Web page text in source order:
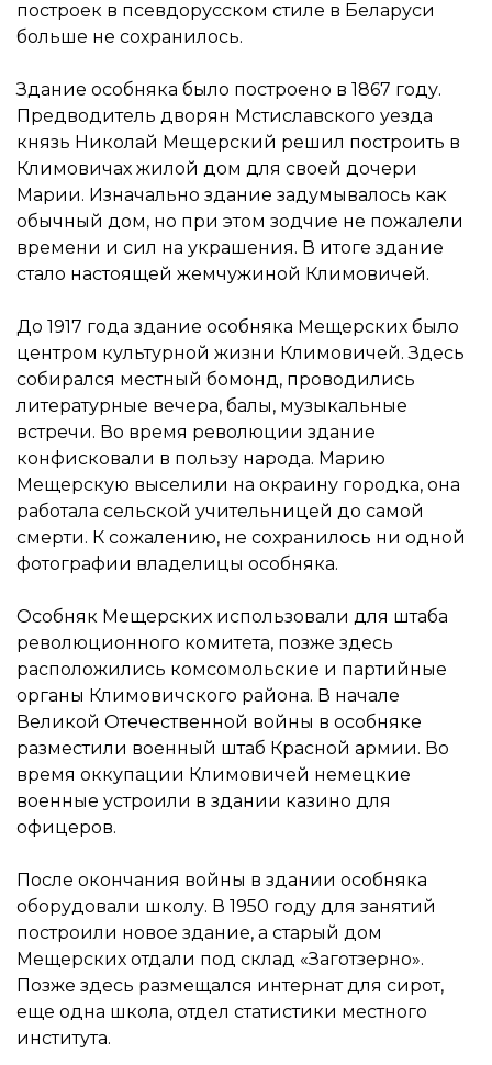
построек в псевдорусском стиле в Беларуси
больше не сохранилось.
Здание особняка было построено в 1867 году.
Предводитель дворян Мстиславского уезда
князь Николай Мещерский решил построить в
Климовичах жилой дом для своей дочери
Марии. Изначально здание задумывалось как
обычный дом, но при этом зодчие не пожалели
времени и сил на украшения. В итоге здание
стало настоящей жемчужиной Климовичей.
До 1917 года здание особняка Мещерских было
центром культурной жизни Климовичей. Здесь
собирался местный бомонд, проводились
литературные вечера, балы, музыкальные
встречи. Во время революции здание
конфисковали в пользу народа. Марию
Мещерскую выселили на окраину городка, она
работала сельской учительницей до самой
смерти. К сожалению, не сохранилось ни одной
фотографии владелицы особняка.
Особняк Мещерских использовали для штаба
революционного комитета, позже здесь
расположились комсомольские и партийные
органы Климовичского района. В начале
Великой Отечественной войны в особняке
разместили военный штаб Красной армии. Во
время оккупации Климовичей немецкие
военные устроили в здании казино для
офицеров.
После окончания войны в здании особняка
оборудовали школу. В 1950 году для занятий
построили новое здание, а старый дом
Мещерских отдали под склад «Заготзерно».
Позже здесь размещался интернат для сирот,
еще одна школа, отдел статистики местного
института.